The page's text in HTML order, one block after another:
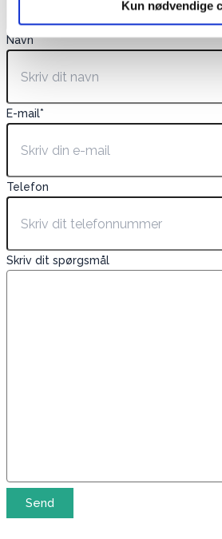
Kun nødvendige
Navn*
E-mail*
Telefon
Skriv dit spørgsmål